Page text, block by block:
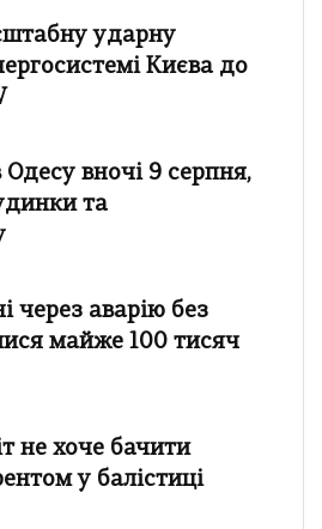
ударну
Києва до
Одесу вночі 9 серпня,
та
через аварію без
майже 100 тисяч
не хоче бачити
у балістиці